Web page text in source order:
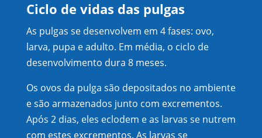
Ciclo de vidas das pulgas
As pulgas se desenvolvem em 4 fases: ovo,
larva, pupa e adulto. Em média, o ciclo de
desenvolvimento dura 8 meses.
Os ovos da pulga são depositados no ambiente
e são armazenados junto com excrementos.
Após 2 dias, eles eclodem e as larvas se nutrem
com estes excrementos. As larvas se